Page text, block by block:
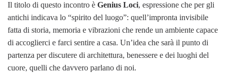
Il titolo di questo incontro è Genius Loci, espressione che per gli
antichi indicava lo “spirito del luogo”: quell’impronta invisibile
fatta di storia, memoria e vibrazioni che rende un ambiente capace
di accoglierci e farci sentire a casa. Un’idea che sarà il punto di
partenza per discutere di architettura, benessere e dei luoghi del
cuore, quelli che davvero parlano di noi.